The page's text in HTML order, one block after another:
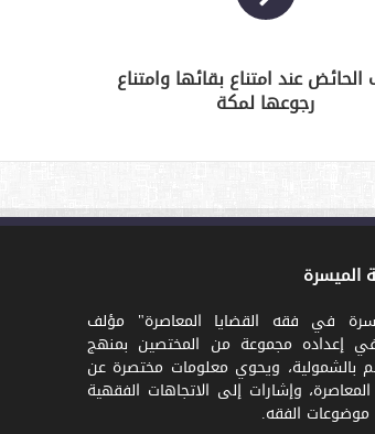
عند امتناع بقائها وامتناع
رجوعها لمكة
الميسرة
في فقه القضايا المعاصرة" مؤلف
إعداده مجموعة من المختصين بمنهج
بالشمولية، ويحوي معلومات مختصرة عن
وإشارات إلى الاتجاهات الفقهية
موضوعات الفقه.